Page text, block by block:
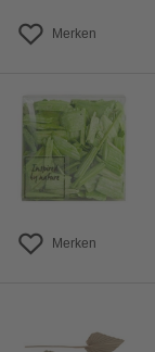
Merken
Merken